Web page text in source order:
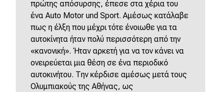
eDRIVE
DRIVE USED
πρώτης απόσυρσης, έπεσε στα χέρια του
ένα Auto Motor und Sport. Αμέσως κατάλαβε
πως η έλξη που μέχρι τότε ένοιωθε για τα
αυτοκίνητα ήταν πολύ περισσότερη από την
«κανονική». Ήταν αρκετή για να τον κάνει να
ονειρεύεται μια θέση σε ένα περιοδικό
αυτοκινήτου. Την κέρδισε αμέσως μετά τους
Ολυμπιακούς της Αθήνας, ως